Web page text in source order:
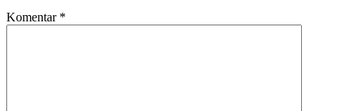
Komentar *